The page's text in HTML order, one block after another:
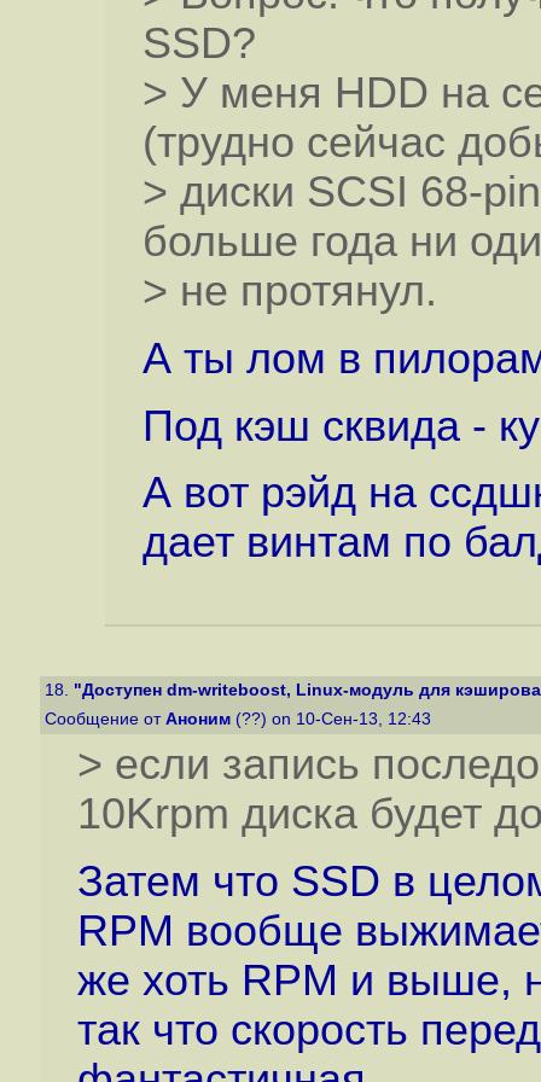
SSD?
> У меня HDD на
(трудно сейчас
> диски SCSI 68-
больше года ни
> не протянул.
А ты лом в
Под кэш сквида -
А вот рэйд на
дает винтам по
18. "Доступен dm-writeboost, Linux-модуль для
Сообщение от Аноним (??) on 10-Сен-13, 12:43
> если запись
10Krpm диска будет
Затем что SSD в
RPM вообще
же хоть RPM и выше,
так что скорость